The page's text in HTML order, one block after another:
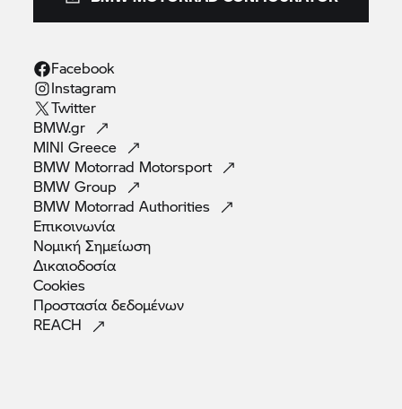
Facebook
Instagram
Twitter
BMW.gr
MINIGreece
BMW Motorrad Motorsport
BMWGroup
BMW MotorradAuthorities
Επικοινωνία
ΝομικήΣημείωση
Δικαιοδοσία
Cookies
Προστασίαδεδομένων
REACH